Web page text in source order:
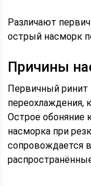
Различают
острый насморк
Причины
Первичный ринит
переохлаждения,
Острое обоняние
насморка при
сопровождается